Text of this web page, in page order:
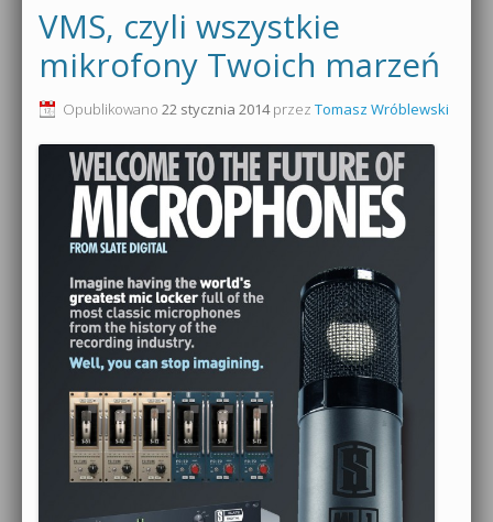
VMS, czyli wszystkie
mikrofony Twoich marzeń
Opublikowano 22 stycznia 2014przez Tomasz Wróblewski